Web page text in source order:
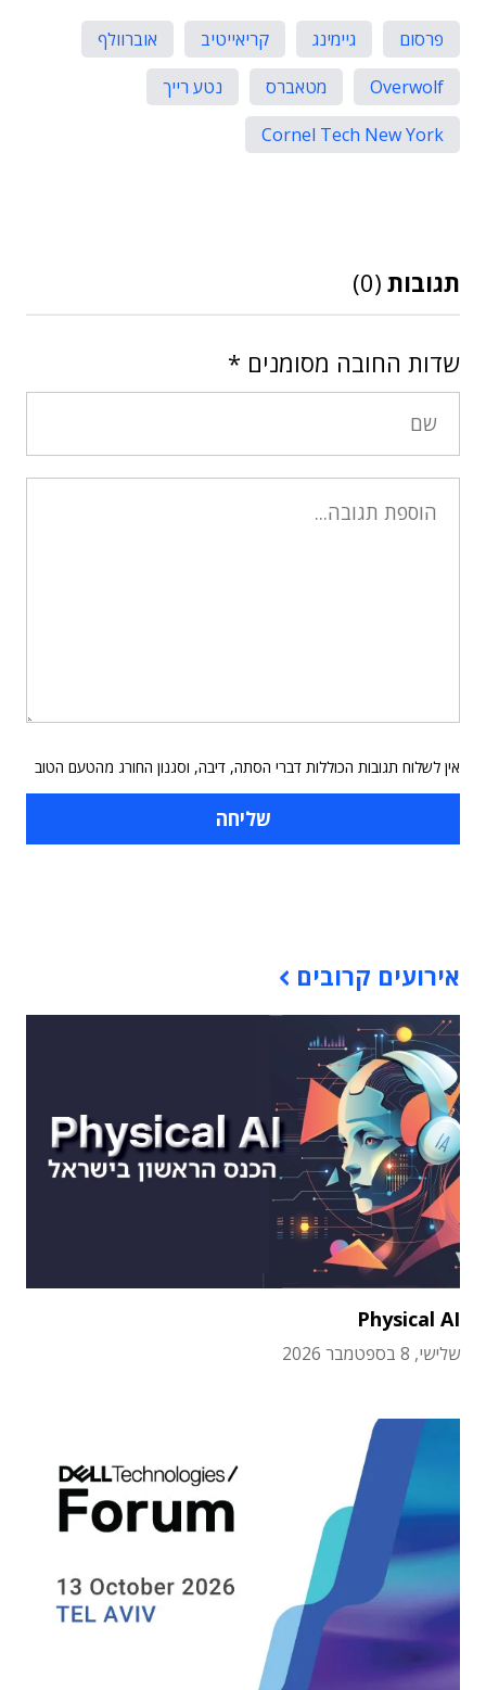
פרסום גיימינג קריאייטיב
אוברוולף
Overwolf
מטאברס
נטע רייך
Cornel Tech New York
תגובות (0)
שדות החובה מסומנים *
אין לשלוח תגובות הכוללות דברי הסתה, דיבה, וסגנון החורג מהטעם הטוב
אירועים קרובים
Physical AI
שלישי, 8 בספטמבר 2026